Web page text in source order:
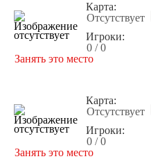
Карта:
Отсутствует
Игроки:
0 / 0
Занять это место
Карта:
Отсутствует
Игроки:
0 / 0
Занять это место